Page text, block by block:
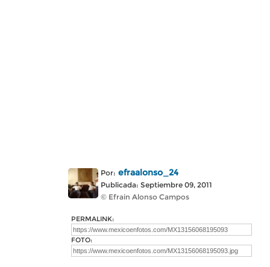
Por: efraalonso_24
Publicada: Septiembre 09, 2011
© Efrain Alonso Campos
PERMALINK:
FOTO: